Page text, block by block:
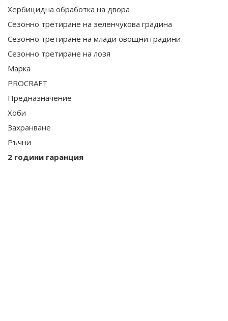
Хербицидна обработка на двора
Сезонно третиране на зеленчукова градина
Сезонно третиране на млади овощни градини
Сезонно третиране на лозя
Марка
PROCRAFT
Предназначение
Хоби
Захранване
Ръчни
2 години гаранция